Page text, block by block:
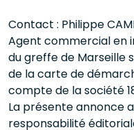
Contact : Philippe
Agent commercial en
du greffe de Marseille
de la carte de
compte de la société
La présente annonce
responsabilité